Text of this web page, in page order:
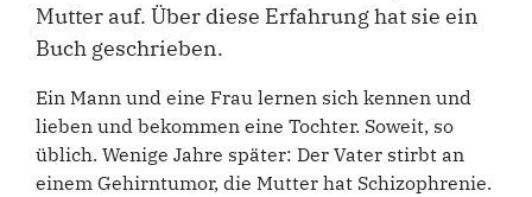
Mutter auf. Über diese Erfahrung hat sie ein
Buch geschrieben.
Ein Mann und eine Frau lernen sich kennen und
lieben und bekommen eine Tochter. Soweit, so
üblich. Wenige Jahre später: Der Vater stirbt an
einem Gehirntumor, die Mutter hat Schizophrenie.